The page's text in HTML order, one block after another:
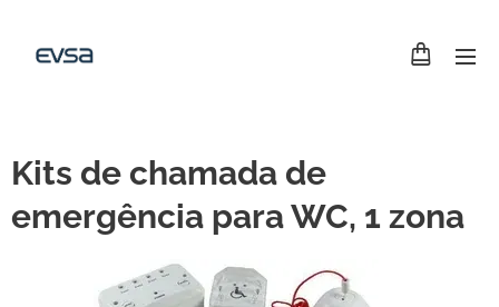
Kits de chamada de
emergência para WC, 1 zona